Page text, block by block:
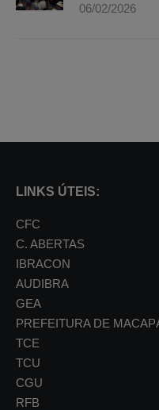
06/02/2026
LINKS ÚTEIS:
CFC
C. ABERTAS
IBRACON
AUDIBRA
GEA
PREFEITURA DE
TCE
TCU
CGU
RFB